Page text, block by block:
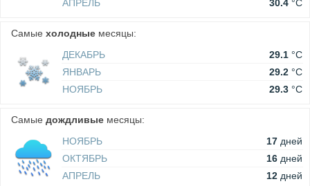
АПРЕЛЬ
30.4 °C
Самые холодные месяцы:
ДЕКАБРЬ
29.1 °C
ЯНВАРЬ
29.2 °C
НОЯБРЬ
29.3 °C
Самые дождливые месяцы:
НОЯБРЬ
17 дней
ОКТЯБРЬ
16 дней
АПРЕЛЬ
12 дней